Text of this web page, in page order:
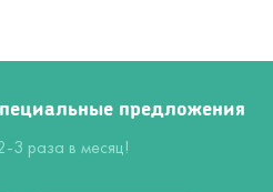
предложения
3 раза в месяц!